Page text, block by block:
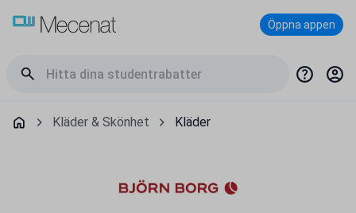
Öppna appen
Kläder & Skönhet Kläder